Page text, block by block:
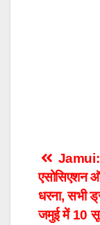
Post
Jamui:
एसोसिएशन
धरना, सभी
जमुई में 10